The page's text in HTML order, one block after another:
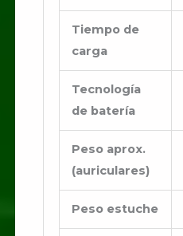
Tiempo de
carga
Tecnología
de batería
Peso aprox.
(auriculares)
Peso estuche